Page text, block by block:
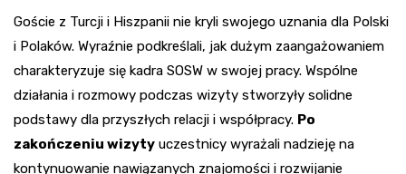
Goście z Turcji i Hiszpanii nie kryli swojego uznania dla Polski
i Polaków. Wyraźnie podkreślali, jak dużym zaangażowaniem
charakteryzuje się kadra SOSW w swojej pracy. Wspólne
działania i rozmowy podczas wizyty stworzyły solidne
podstawy dla przyszłych relacji i współpracy. Po
zakończeniu wizyty uczestnicy wyrażali nadzieję na
kontynuowanie nawiązanych znajomości i rozwijanie